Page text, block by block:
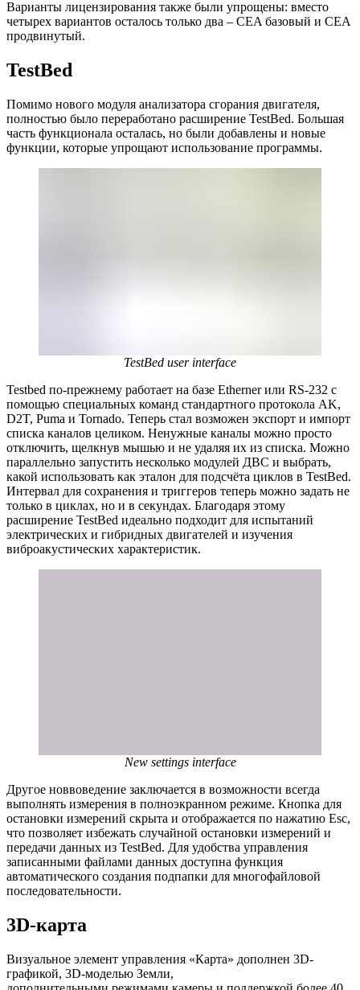
Варианты лицензирования также были упрощены: вместо
четырех вариантов осталось только два – CEA базовый и CEA
продвинутый.
TestBed
Помимо нового модуля анализатора сгорания двигателя,
полностью было переработано расширение TestBed. Большая
часть функционала осталась, но были добавлены и новые
функции, которые упрощают использование программы.
TestBed user interface
Testbed по-прежнему работает на базе Etherner или RS-232 с
помощью специальных команд стандартного протокола AK,
D2T, Puma и Tornado. Теперь стал возможен экспорт и импорт
списка каналов целиком. Ненужные каналы можно просто
отключить, щелкнув мышью и не удаляя их из списка. Можно
параллельно запустить несколько модулей ДВС и выбрать,
какой использовать как эталон для подсчёта циклов в TestBed.
Интервал для сохранения и триггеров теперь можно задать не
только в циклах, но и в секундах. Благодаря этому
расширение TestBed идеально подходит для испытаний
электрических и гибридных двигателей и изучения
виброакустических характеристик.
New settings interface
Другое новвоведение заключается в возможности всегда
выполнять измерения в полноэкранном режиме. Кнопка для
остановки измерений скрыта и отображается по нажатию Esc,
что позволяет избежать случайной остановки измерений и
передачи данных из TestBed. Для удобства управления
записанными файлами данных доступна функция
автоматического создания подпапки для многофайловой
последовательности.
3D-карта
Визуальное элемент управления «Карта» дополнен 3D-
графикой, 3D-моделью Земли,